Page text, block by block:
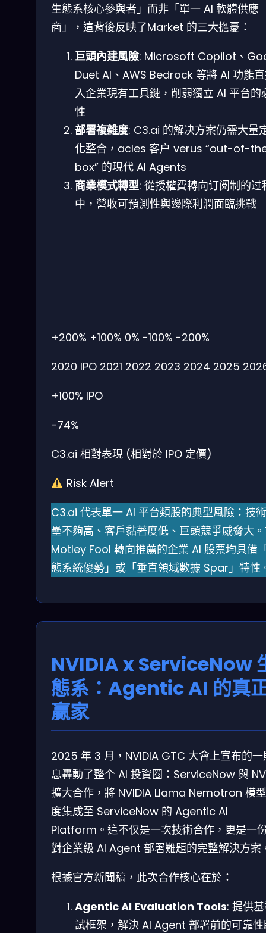
生態系核心參與者」而非「單一 AI 軟體供應
商」，這背後反映了Market 的三大擔憂：
巨頭內建風險: Microsoft Copilot、
Duet AI、AWS Bedrock 等將 AI 功能
入企業現有工具鏈，削弱獨立 AI 平台的
性
部署複雜度: C3.ai 的解决方案仍需大量
化整合，acles 客户 verus “out-of-
box” 的現代 AI Agents
商業模式轉型: 從授權費轉向订阅制的过
中，營收可預測性與邊際利潤面臨挑戰
+200% +100% 0% -100% -200%
2020 IPO 2021 2022 2023 2024 2025
+100% IPO
-74%
C3.ai 相對表現 (相對於 IPO 定價)
Risk Alert
C3.ai 代表單一 AI 平台類股的典型風險：技
壘不夠高、客戶黏著度低、巨頭競爭威脅大
Motley Fool 轉向推薦的企業 AI 股票均具備
態系統優勢」或「垂直領域數據 Spar」特性
NVIDIA x ServiceNow
態系：Agentic AI 的真
贏家
2025 年 3 月，NVIDIA GTC 大會上宣布的一
息轟動了整个 AI 投資圈：ServiceNow 與
擴大合作，將 NVIDIA Llama Nemotron 模
度集成至 ServiceNow 的 Agentic AI
Platform。這不仅是一次技術合作，更是一
對企業級 AI Agent 部署難題的完整解決方案
根據官方新聞稿，此次合作核心在於：
Agentic AI Evaluation Tools: 提供
試框架，解決 AI Agent 部署前的可靠